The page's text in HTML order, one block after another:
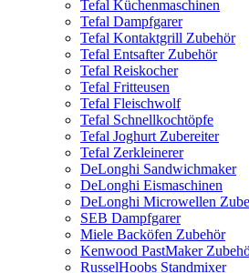
Tefal Küchenmaschinen
Tefal Dampfgarer
Tefal Kontaktgrill Zubehör
Tefal Entsafter Zubehör
Tefal Reiskocher
Tefal Fritteusen
Tefal Fleischwolf
Tefal Schnellkochtöpfe
Tefal Joghurt Zubereiter
Tefal Zerkleinerer
DeLonghi Sandwichmaker
DeLonghi Eismaschinen
DeLonghi Microwellen
SEB Dampfgarer
Miele Backöfen Zubehör
Kenwood PastMaker
RusselHoobs Standmixer